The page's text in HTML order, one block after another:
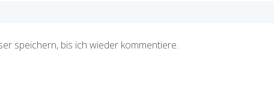
speichern, bis ich wieder kommentiere.